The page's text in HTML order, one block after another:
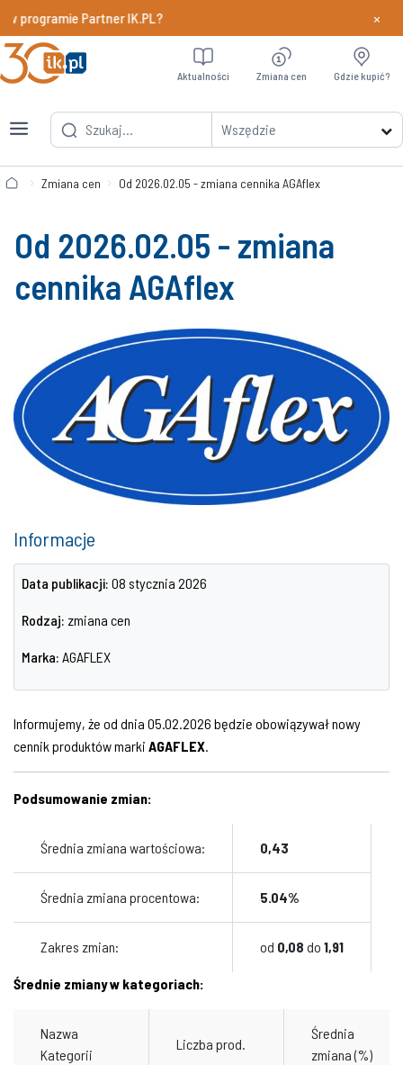
programie Partner IK.PL? Dowiedz
×
Wszędzie
Aktualności Zmiana cen Gdzie kupić?
Zmiana cen Od 2026.02.05 - zmiana cennika AGAflex
Od 2026.02.05 - zmiana
cennika AGAflex
Informacje
Data publikacji: 08 stycznia 2026
Rodzaj: zmiana cen
Marka: AGAFLEX
Informujemy, że od dnia 05.02.2026 będzie obowiązywał nowy
cennik produktów marki AGAFLEX.
Podsumowanie zmian:
Średnia zmiana wartościowa: 0,43
Średnia zmiana procentowa: 5.04%
Zakres zmian: od 0,08 do 1,91
Średnie zmiany w kategoriach:
Nazwa
Kategorii
Liczba prod.
Średnia
zmiana (%)